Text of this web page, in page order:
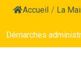
Accueil / La
Démarches